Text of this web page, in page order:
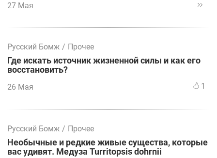
27 Мая
Русский Бомж / Прочее
Где искать источник жизненной силы и как его
восстановить?
26 Мая 1
Русский Бомж / Прочее
Необычные и редкие живые существа, которые
вас удивят. Медуза Turritopsis dohrnii